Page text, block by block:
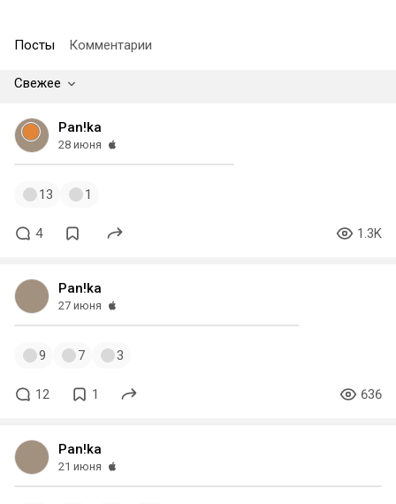
Посты Комментарии
Свежее
Pan!ka
28 июня
13 1
4 1.3K
Pan!ka
27 июня
9 7 3
12 1 636
Pan!ka
21 июня